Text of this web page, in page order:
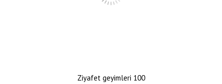
Ziyafet geyimleri 100